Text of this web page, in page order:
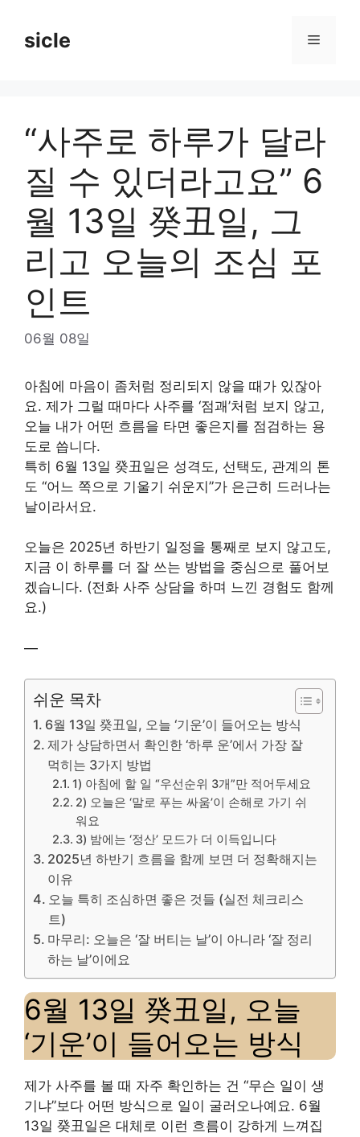
contentsicle Menu
“사주로 하루가 달라
질 수 있더라고요” 6
월 13일 癸丑일, 그
리고 오늘의 조심 포
인트
06월 08일
아침에 마음이 좀처럼 정리되지 않을 때가 있잖아
요. 제가 그럴 때마다 사주를 ‘점괘’처럼 보지 않고,
오늘 내가 어떤 흐름을 타면 좋은지를 점검하는 용
도로 씁니다.
특히 6월 13일 癸丑일은 성격도, 선택도, 관계의 톤
도 “어느 쪽으로 기울기 쉬운지”가 은근히 드러나는
날이라서요.
오늘은 2025년 하반기 일정을 통째로 보지 않고도,
지금 이 하루를 더 잘 쓰는 방법을 중심으로 풀어보
겠습니다. (전화 사주 상담을 하며 느낀 경험도 함께
요.)
—
쉬운 목차
6월 13일 癸丑일, 오늘 ‘기운’이 들어오는 방식
제가 상담하면서 확인한 ‘하루 운’에서 가장 잘
먹히는 3가지 방법
1) 아침에 할 일 “우선순위 3개”만 적어두세요
2) 오늘은 ‘말로 푸는 싸움’이 손해로 가기 쉬
워요
3) 밤에는 ‘정산’ 모드가 더 이득입니다
2025년 하반기 흐름을 함께 보면 더 정확해지는
이유
오늘 특히 조심하면 좋은 것들 (실전 체크리스
트)
마무리: 오늘은 ‘잘 버티는 날’이 아니라 ‘잘 정리
하는 날’이에요
6월 13일 癸丑일, 오늘
‘기운’이 들어오는 방식
제가 사주를 볼 때 자주 확인하는 건 “무슨 일이 생
기냐”보다 어떤 방식으로 일이 굴러오나예요. 6월
13일 癸丑일은 대체로 이런 흐름이 강하게 느껴집